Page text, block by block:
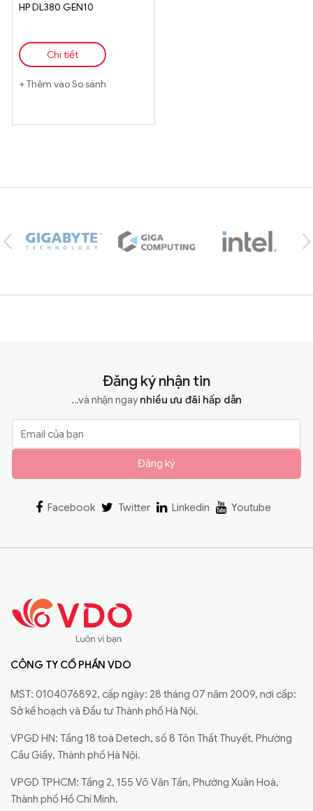
HP DL380 GEN10
Chi tiết
Thêm vào So sánh
Đăng ký nhận tin
...và nhận ngaynhiều ưu đãi hấp dẫn
Đăng ký
Facebook Twitter Linkedin Youtube
CÔNG TY CỔ PHẦN VDO
MST: 0104076892, cấp ngày: 28 tháng 07 năm 2009, nơi cấp:
Sở kế hoạch và Đầu tư Thành phố Hà Nội.
VPGD HN: Tầng 18 toà Detech, số 8 Tôn Thất Thuyết, Phường
Cầu Giấy, Thành phố Hà Nội.
VPGD TPHCM: Tầng 2, 155 Võ Văn Tần, Phường Xuân Hoà,
Thành phố Hồ Chí Minh.